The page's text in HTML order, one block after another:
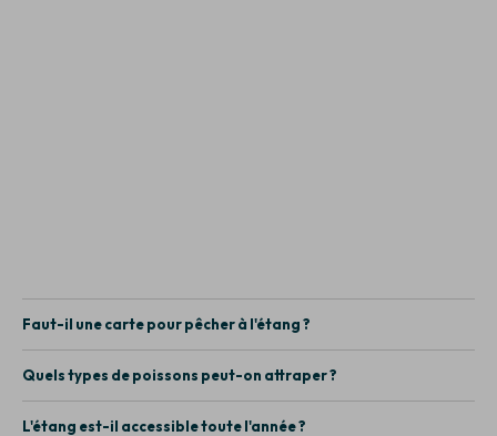
Faut-il une carte pour pêcher à l'étang ?
Quels types de poissons peut-on attraper ?
L'étang est-il accessible toute l'année ?